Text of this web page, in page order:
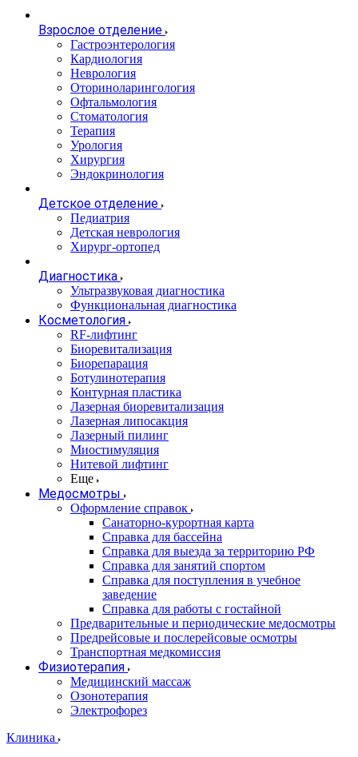
Взрослое отделение
Гастроэнтерология
Кардиология
Неврология
Оториноларингология
Офтальмология
Стоматология
Терапия
Урология
Хирургия
Эндокринология
Детское отделение
Педиатрия
Детская неврология
Хирург-ортопед
Диагностика
Ультразвуковая диагностика
Функциональная диагностика
Косметология
RF-лифтинг
Биоревитализация
Биорепарация
Ботулинотерапия
Контурная пластика
Лазерная биоревитализация
Лазерная липосакция
Лазерный пилинг
Миостимуляция
Нитевой лифтинг
Еще
Медосмотры
Оформление справок
Санаторно-курортная карта
Справка для бассейна
Справка для выезда за территорию РФ
Справка для занятий спортом
Справка для поступления в учебное
заведение
Справка для работы с гостайной
Предварительные и периодические медосмотры
Предрейсовые и послерейсовые осмотры
Транспортная медкомиссия
Физиотерапия
Медицинский массаж
Озонотерапия
Электрофорез
Клиника